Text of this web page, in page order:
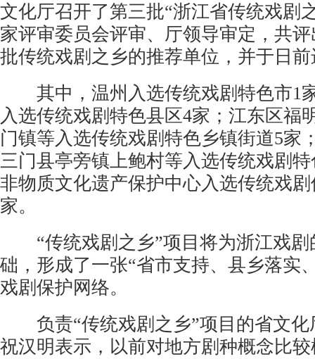
文化厅召开了第三批“浙江省传统戏剧
家评审委员会评审、厅领导审定，共
批传统戏剧之乡的推荐单位，并于日
其中，温州入选传统戏剧特色市1
入选传统戏剧特色县区4家；江东区福
门镇等入选传统戏剧特色乡镇街道5家
三门县亭旁镇上鲍村等入选传统戏剧
非物质文化遗产保护中心入选传统戏
家。
“传统戏剧之乡”项目将为浙江戏剧
础，形成了一张“省市支持、县乡落实
戏剧保护网络。
负责“传统戏剧之乡”项目的省文化
祝汉明表示，以前对地方剧种概念比